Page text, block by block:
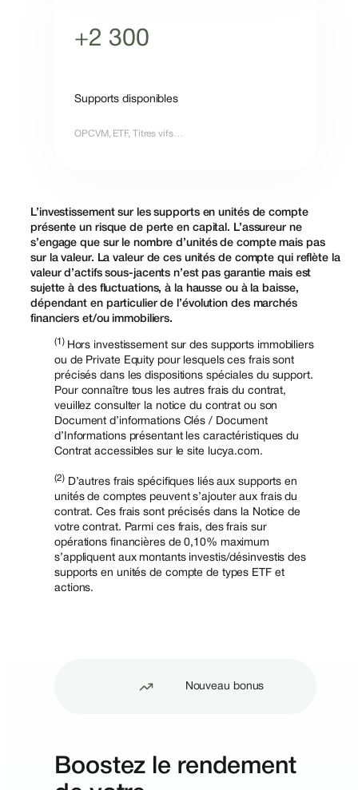
+2 300
Supports disponibles
OPCVM, ETF, Titres vifs…
L’investissement sur les supports en unités de compte
présente un risque de perte en capital. L’assureur ne
s’engage que sur le nombre d’unités de compte mais pas
sur la valeur. La valeur de ces unités de compte qui reflète la
valeur d’actifs sous-jacents n’est pas garantie mais est
sujette à des fluctuations, à la hausse ou à la baisse,
dépendant en particulier de l’évolution des marchés
financiers et/ou immobiliers.
(1) Hors investissement sur des supports immobiliers
ou de Private Equity pour lesquels ces frais sont
précisés dans les dispositions spéciales du support.
Pour connaître tous les autres frais du contrat,
veuillez consulter la notice du contrat ou son
Document d’informations Clés / Document
d’Informations présentant les caractéristiques du
Contrat accessibles sur le site lucya.com.
(2)D’autres frais spécifiques liés aux supports en
unités de comptes peuvent s’ajouter aux frais du
contrat. Ces frais sont précisés dans la Notice de
votre contrat. Parmi ces frais, des frais sur
opérations financières de 0,10% maximum
s’appliquent aux montants investis/désinvestis des
supports en unités de compte de types ETF et
actions.
Nouveau bonus
Boostez le rendement